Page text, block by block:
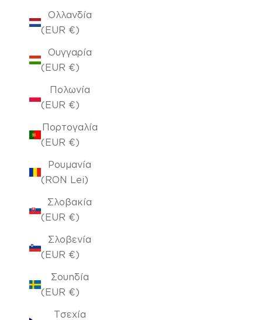
Ολλανδία
(EUR €)
Ουγγαρία
(EUR €)
Πολωνία
(EUR €)
Πορτογαλία
(EUR €)
Ρουμανία
(RON Lei)
Σλοβακία
(EUR €)
Σλοβενία
(EUR €)
Σουηδία
(EUR €)
Τσεχία